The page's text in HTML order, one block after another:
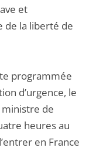
et
de la liberté de
programmée
d’urgence, le
de
heures au
en France